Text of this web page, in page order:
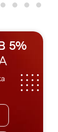
5%